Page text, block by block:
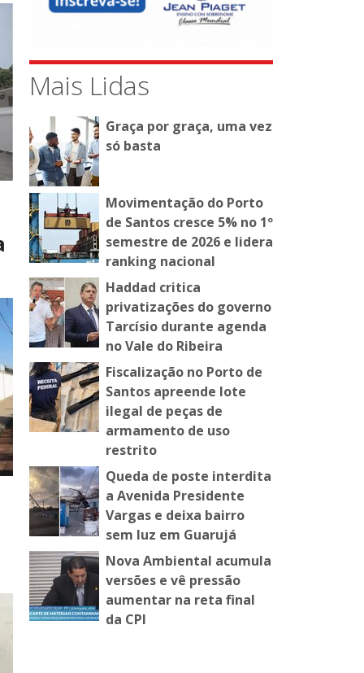
Mais Lidas
Graça por graça, uma vez
só basta
Movimentação do Porto
de Santos cresce 5% no 1º
semestre de 2026 e lidera
ranking nacional
Haddad critica
privatizações do governo
Tarcísio durante agenda
no Vale do Ribeira
Fiscalização no Porto de
Santos apreende lote
ilegal de peças de
armamento de uso
restrito
Queda de poste interdita
a Avenida Presidente
Vargas e deixa bairro
sem luz em Guarujá
Nova Ambiental acumula
versões e vê pressão
aumentar na reta final
da CPI